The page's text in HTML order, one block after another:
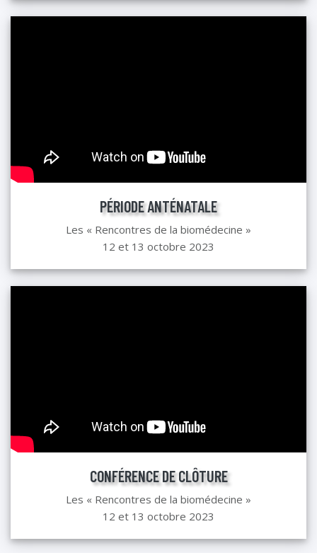
PÉRIODE ANTÉNATALE
Les « Rencontres de la biomédecine »
12 et 13 octobre 2023
CONFÉRENCE DE CLÔTURE
Les « Rencontres de la biomédecine »
12 et 13 octobre 2023